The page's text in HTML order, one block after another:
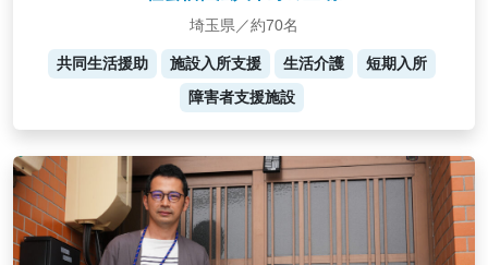
埼玉県／約70名
共同生活援助 施設入所支援 生活介護
短期入所
障害者支援施設